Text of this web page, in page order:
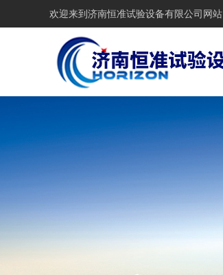
欢迎来到 济南恒准试验设备有限公司网站